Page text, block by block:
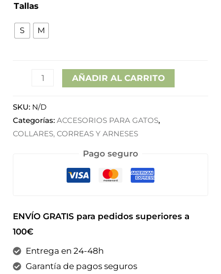
Tallas
S M
AÑADIR AL CARRITO
SKU: N/D
Categorías:ACCESORIOS PARA GATOS,
COLLARES, CORREAS Y ARNESES
Pago seguro
ENVÍO GRATIS para pedidos superiores a
100€
Entrega en 24-48h
Garantía de pagos seguros